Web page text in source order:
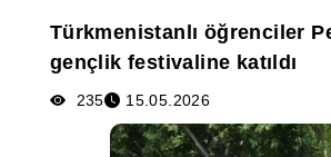
Yayınlar
Medya
Poster
Türkmenistanlı öğrenciler
gençlik festivaline katıldı
235 15.05.2026